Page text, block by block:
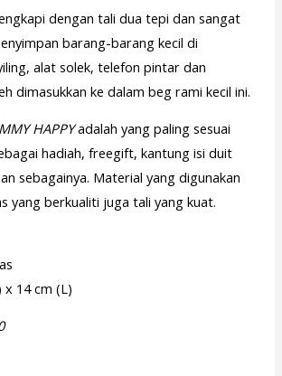
dengan tali dua tepi dan sangat
barang-barang kecil di
alat solek, telefon pintar dan
dimasukkan ke dalam beg rami kecil ini.
HAPPYadalah yang paling sesuai
hadiah, freegift, kantung isi duit
sebagainya. Material yang digunakan
yang berkualiti juga tali yang kuat.
x 14 cm (L)